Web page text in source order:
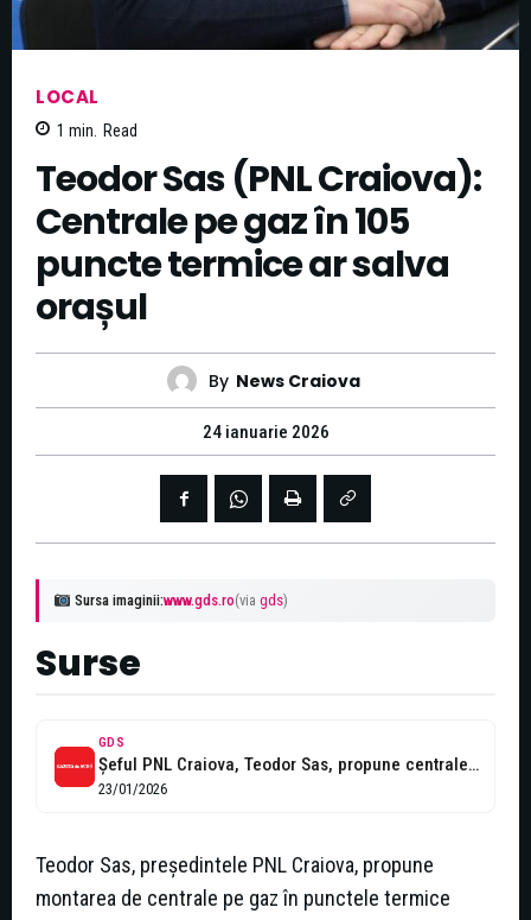
LOCAL
1 min. Read
Teodor Sas (PNL Craiova):
Centrale pe gaz în 105
puncte termice ar salva
orașul
By News Craiova
24 ianuarie 2026
Sursa imaginii:www.gds.ro(via gds)
Surse
GDS
Șeful PNL Craiova, Teodor Sas, propune centrale pe gaz în punctele termice:...
23/01/2026
Teodor Sas, președintele PNL Craiova, propune
montarea de centrale pe gaz în punctele termice